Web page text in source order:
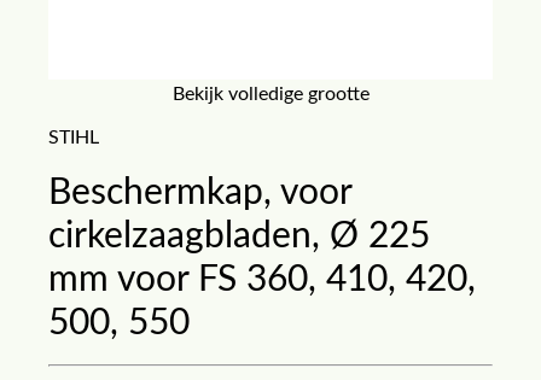
Bekijk volledige grootte
STIHL
Beschermkap, voor
cirkelzaagbladen, Ø 225
mm voor FS 360, 410, 420,
500, 550